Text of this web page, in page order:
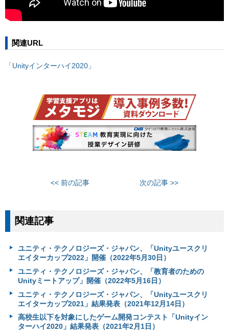
関連URL
「Unityインターハイ2020」
<< 前の記事 次の記事 >>
関連記事
ユニティ・テクノロジーズ・ジャパン、「Unityユースクリ
エイターカップ2022」開催（2022年5月30日）
ユニティ・テクノロジーズ・ジャパン、「教育者のための
Unityミートアップ」開催（2022年5月16日）
ユニティ・テクノロジーズ・ジャパン、「Unityユースクリ
エイターカップ2021」結果発表（2021年12月14日）
高校生以下を対象にしたゲーム開発コンテスト「Unityイン
ターハイ2020」結果発表（2021年2月1日）